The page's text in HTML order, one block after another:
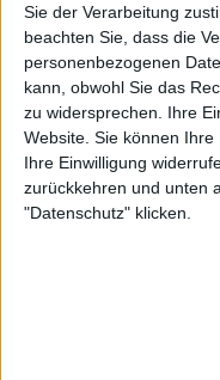
Sie der Verarbeitung
beachten Sie, dass die
personenbezogenen
kann, obwohl Sie das
zu widersprechen. Ihre
Website. Sie können
Ihre Einwilligung
zurückkehren und unten
"Datenschutz" klicken.